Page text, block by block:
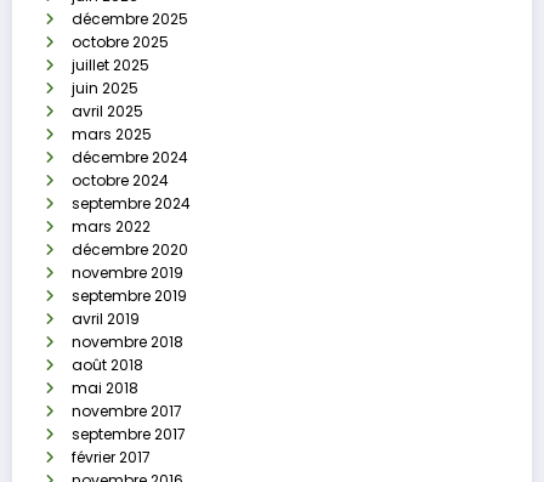
décembre 2025
octobre 2025
juillet 2025
juin 2025
avril 2025
mars 2025
décembre 2024
octobre 2024
septembre 2024
mars 2022
décembre 2020
novembre 2019
septembre 2019
avril 2019
novembre 2018
août 2018
mai 2018
novembre 2017
septembre 2017
février 2017